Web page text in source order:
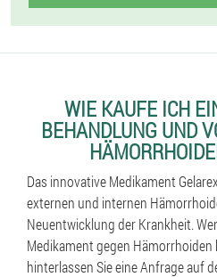
WIE KAUFE ICH
BEHANDLUNG UND
Das innovative Medikament
externen und internen
Neuentwicklung der Krankheit.
Medikament gegen Hämorrhoiden
hinterlassen Sie eine Anfrage auf